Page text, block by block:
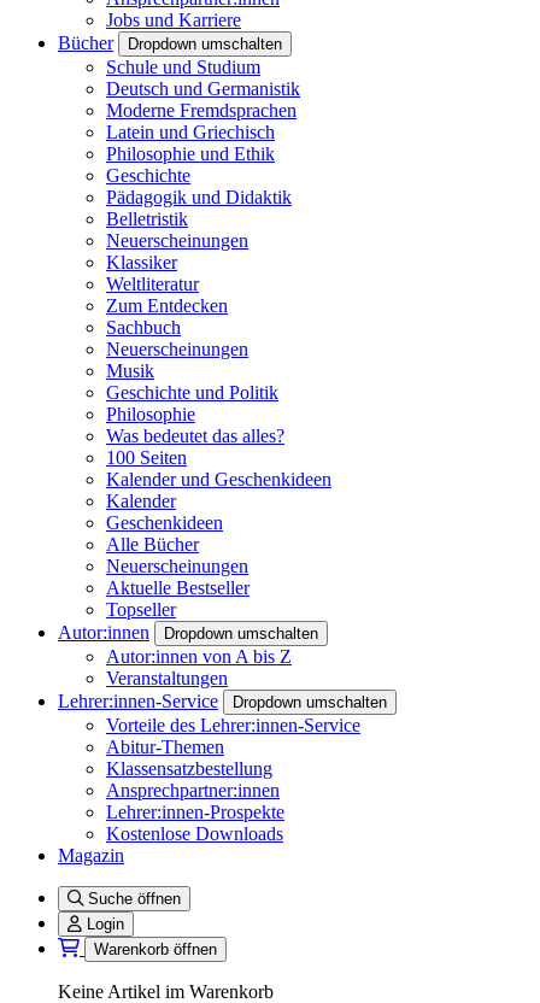
Jobs und Karriere
Bücher
Dropdown umschalten
Schule und Studium
Deutsch und Germanistik
Moderne Fremdsprachen
Latein und Griechisch
Philosophie und Ethik
Geschichte
Pädagogik und Didaktik
Belletristik
Neuerscheinungen
Klassiker
Weltliteratur
Zum Entdecken
Sachbuch
Neuerscheinungen
Musik
Geschichte und Politik
Philosophie
Was bedeutet das alles?
100 Seiten
Kalender und Geschenkideen
Kalender
Geschenkideen
Alle Bücher
Neuerscheinungen
Aktuelle Bestseller
Topseller
Autor:innen
Dropdown umschalten
Autor:innen von A bis Z
Veranstaltungen
Lehrer:innen-Service
Dropdown umschalten
Vorteile des Lehrer:innen-Service
Abitur-Themen
Klassensatzbestellung
Ansprechpartner:innen
Lehrer:innen-Prospekte
Kostenlose Downloads
Magazin
Suche öffnen
Login
Warenkorb öffnen
Keine Artikel im Warenkorb